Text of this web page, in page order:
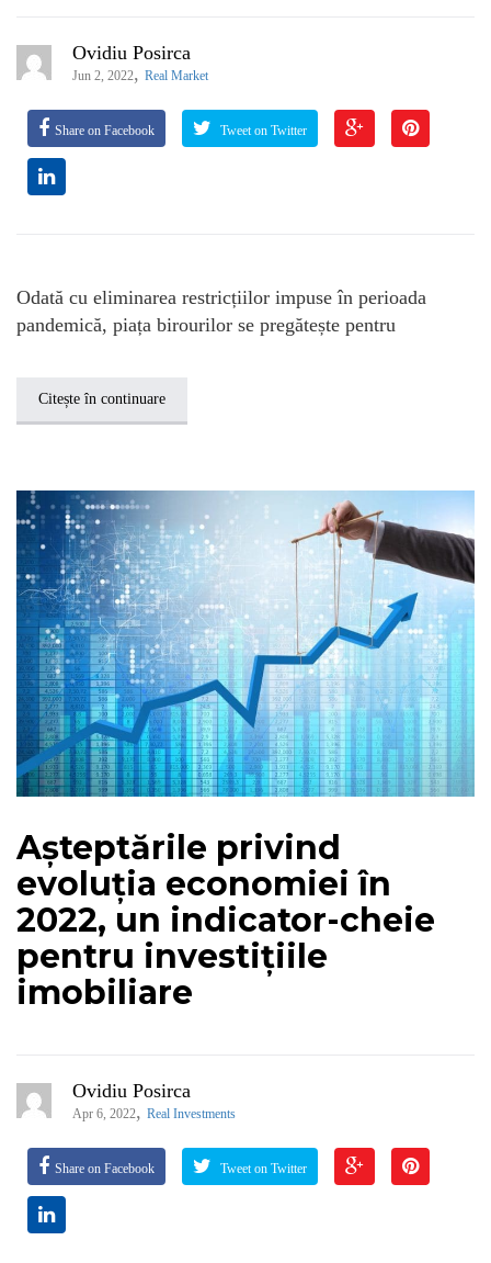
Ovidiu Posirca
Jun 2, 2022, Real Market
Share on Facebook Tweet on Twitter
Odată cu eliminarea restricțiilor impuse în perioada
pandemică, piața birourilor se pregătește pentru
Citește în continuare
Așteptările privind
evoluția economiei în
2022, un indicator-cheie
pentru investițiile
imobiliare
Ovidiu Posirca
Apr 6, 2022, Real Investments
Share on Facebook Tweet on Twitter